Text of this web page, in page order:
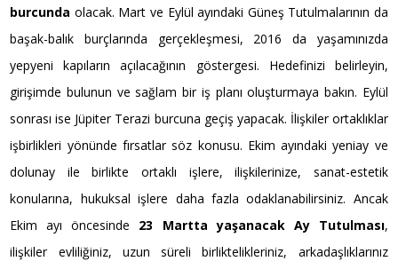
burcunda olacak. Mart ve Eylül ayındaki Güneş Tutulmalarının da
başak-balık burçlarında gerçekleşmesi, 2016 da yaşamınızda
yepyeni kapıların açılacağının göstergesi. Hedefinizi belirleyin,
girişimde bulunun ve sağlam bir iş planı oluşturmaya bakın. Eylül
sonrası ise Jüpiter Terazi burcuna geçiş yapacak. İlişkiler ortaklıklar
işbirlikleri yönünde fırsatlar söz konusu. Ekim ayındaki yeniay ve
dolunay ile birlikte ortaklı işlere, ilişkilerinize, sanat-estetik
konularına, hukuksal işlere daha fazla odaklanabilirsiniz. Ancak
Ekim ayı öncesinde 23 Martta yaşanacak Ay Tutulması,
ilişkiler evliliğiniz, uzun süreli birliktelikleriniz, arkadaşlıklarınız